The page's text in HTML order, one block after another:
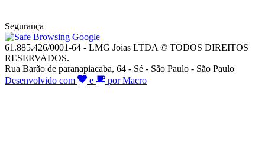
Segurança
61.885.426/0001-64 - LMG Joias LTDA © TODOS DIREITOS
RESERVADOS.
Rua Barão de paranapiacaba, 64 - Sé - São Paulo - São Paulo
Desenvolvido com
e por Macro